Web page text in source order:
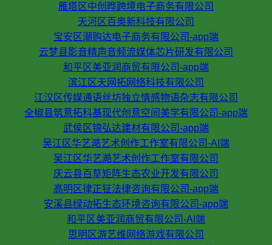
雁塔区中创晔跨境电子商务有限公司
天河区百奥新科技有限公司
宝安区潮购达电子商务有限公司-app端
云梦县影音精声音频流媒体芯片研发有限公司
和平区美亚润商贸有限公司-app端
滨江区天网拓网络科技有限公司
江汉区传媒通语丝坊独立情感物语杂志有限公司
全椒县筑意拓科基现代创意空间美学有限公司-app端
武侯区锦弘达建材有限公司-app端
吴江区华艺澔艺术创作工作室有限公司-AI端
吴江区华艺澔艺术创作工作室有限公司
庆云县百草矩阵生态农业开发有限公司
高明区律正钲法律咨询有限公司-app端
安溪县绿动拓生态环境咨询有限公司-app端
和平区美亚润商贸有限公司-AI端
思明区游艺维网络游戏有限公司